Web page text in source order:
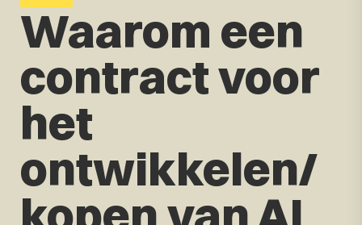
Waarom een
contract voor
het
ontwikkelen/